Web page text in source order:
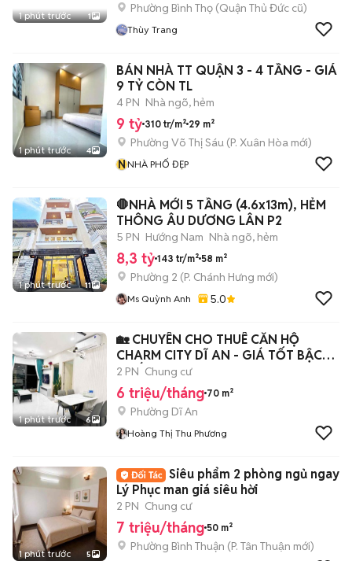
1 phút trước 1
Phường Bình Thọ (Quận Thủ Đức cũ)
Thùy Trang
1 phút trước 4
BÁN NHÀ TT QUẬN 3 - 4 TẦNG - GIÁ
9 TỶ CÒN TL
4 PN Nhà ngõ, hẻm
9 tỷ 310 tr/m² 29 m²
Phường Võ Thị Sáu (P. Xuân Hòa mới)
NNHÀ PHỐ ĐẸP
1 phút trước 11
🛑NHÀ MỚI 5 TẦNG (4.6x13m), HẺM
THÔNG ÂU DƯƠNG LÂN P2
5 PN Hướng Nam Nhà ngõ, hẻm
8,3 tỷ 143 tr/m² 58 m²
Phường 2 (P. Chánh Hưng mới)
Ms Quỳnh Anh 5.0
1 phút trước 6
🏡 CHUYÊN CHO THUÊ CĂN HỘ
CHARM CITY DĨ AN - GIÁ TỐT BẬC
NHẤT! 😊
2 PN Chung cư
6 triệu/tháng 70 m²
Phường Dĩ An
Hoàng Thị Thu Phương
1 phút trước 5
Siêu phẩm 2 phòng ngủ ngay
Lý Phục man giá siêu hời
2 PN Chung cư
7 triệu/tháng 50 m²
Phường Bình Thuận (P. Tân Thuận mới)